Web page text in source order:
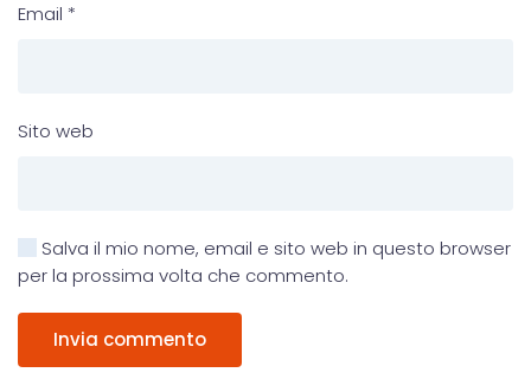
Email *
Sito web
Salva il mio nome, email e sito web in questo browser
per la prossima volta che commento.
Invia commento